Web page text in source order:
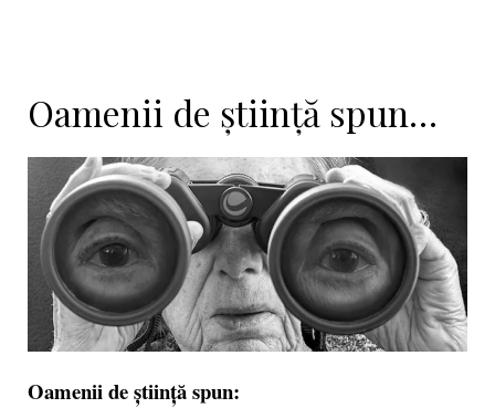
Oamenii de știință spun…
Oamenii de știință spun: